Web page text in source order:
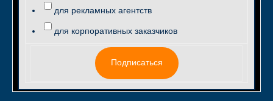
для рекламных агентств
для корпоративных заказчиков
Подписаться